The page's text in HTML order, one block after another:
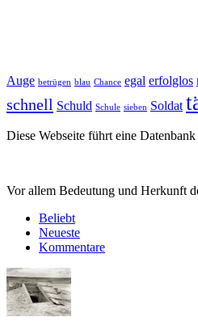
Auge betrügen blau Chance egal erfolglos
schnell Schuld Schule sieben Soldat
Diese Webseite führt eine
Vor allem Bedeutung und Herkunft
Beliebt
Neueste
Kommentare